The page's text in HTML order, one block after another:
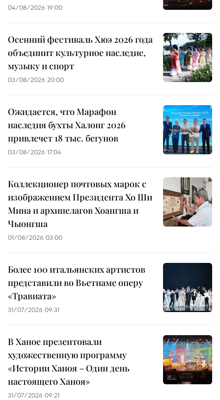
04/08/2026 19:00
Осенний фестиваль Хюэ 2026 года
объединит культурное наследие,
музыку и спорт
03/08/2026 20:00
Ожидается, что Марафон
наследия бухты Халонг 2026
привлечет 18 тыс. бегунов
03/08/2026 17:04
Коллекционер почтовых марок с
изображением Президента Хо Ши
Мина и архипелагов Хоангша и
Чыонгша
01/08/2026 03:00
Более 100 итальянских артистов
представили во Вьетнаме оперу
«Травиата»
31/07/2026 09:31
В Ханое презентовали
художественную программу
«Истории Ханоя – Один день
настоящего Ханоя»
31/07/2026 09:21